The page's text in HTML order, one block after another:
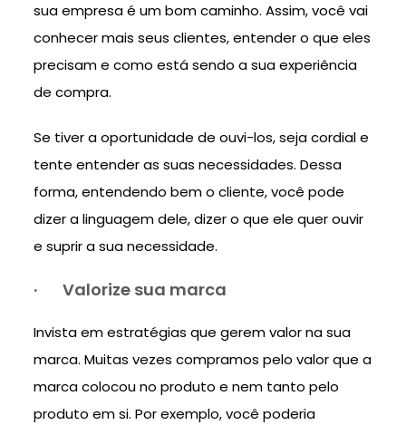
sua empresa é um bom caminho. Assim, você vai
conhecer mais seus clientes, entender o que eles
precisam e como está sendo a sua experiência
de compra.
Se tiver a oportunidade de ouvi-los, seja cordial e
tente entender as suas necessidades. Dessa
forma, entendendo bem o cliente, você pode
dizer a linguagem dele, dizer o que ele quer ouvir
e suprir a sua necessidade.
· Valorize sua marca
Invista em estratégias que gerem valor na sua
marca. Muitas vezes compramos pelo valor que a
marca colocou no produto e nem tanto pelo
produto em si. Por exemplo, você poderia